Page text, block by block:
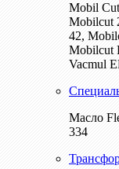
Mobil
Mobilcut
42,
Mobilcut
Vacmul
Масло
334